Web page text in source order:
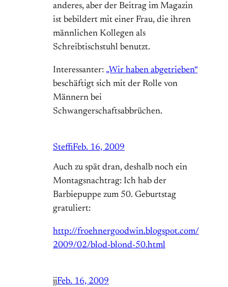
anderes, aber der Beitrag im Magazin
ist bebildert mit einer Frau, die ihren
männlichen Kollegen als
Schreibtischstuhl benutzt.
Interessanter: „Wir haben abgetrieben“
beschäftigt sich mit der Rolle von
Männern bei
Schwangerschaftsabbrüchen.
SteffiFeb. 16, 2009
Auch zu spät dran, deshalb noch ein
Montagsnachtrag: Ich hab der
Barbiepuppe zum 50. Geburtstag
gratuliert:
http://froehnergoodwin.blogspot.com/
2009/02/blod-blond-50.html
jjFeb. 16, 2009